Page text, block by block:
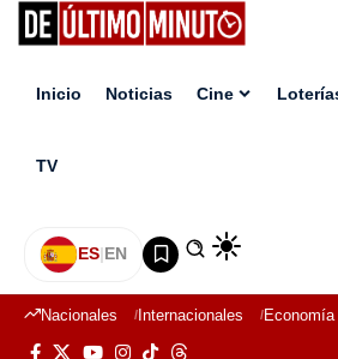
Inicio Noticias Cine
TV
ES|EN
Nacionales Internacionales Economía